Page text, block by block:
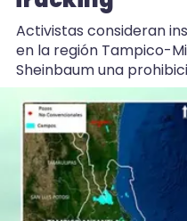
Hicimos una
Pedro no cierre:
22:52
Huevo de EU
acusan trato
22:44
Blindaje en
exigen vetar
Activistas consideran
en la región Tampico-
Sheinbaum una